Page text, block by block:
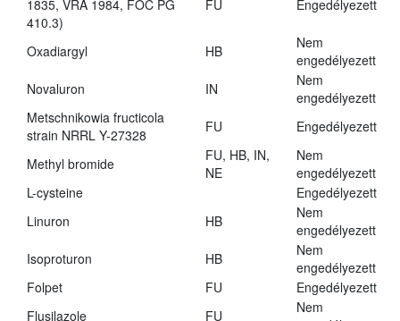
1835, VRA 1984, FOC PG
410.3)
FU Engedélyezett
Oxadiargyl HB
Nem
engedélyezett
Novaluron
IN
Nem
engedélyezett
Metschnikowia fructicola
strain NRRL Y-27328
FU Engedélyezett
Methyl bromide
FU, HB, IN,
NE
Nem
engedélyezett
L-cysteine
Engedélyezett
Linuron
HB
Nem
engedélyezett
Isoproturon
HB
Nem
engedélyezett
Folpet
FU
Engedélyezett
Flusilazole
FU
Nem